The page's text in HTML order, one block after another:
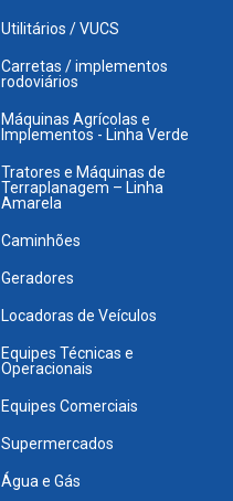
Utilitários / VUCS
Carretas / implementos
rodoviários
Máquinas Agrícolas e
Implementos - Linha Verde
Tratores e Máquinas de
Terraplanagem – Linha
Amarela
Caminhões
Geradores
Locadoras de Veículos
Equipes Técnicas e
Operacionais
Equipes Comerciais
Supermercados
Água e Gás